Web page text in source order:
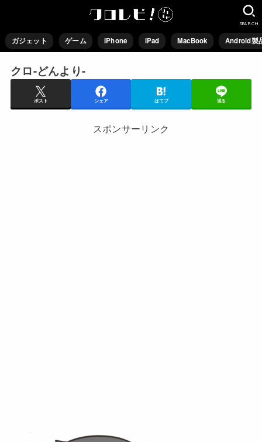
ガジェット ゲーム iPhone iPad MacBook Android製
SEARCH
クロ-どんより-
ポスト シェア はてブ 送る
スポンサーリンク